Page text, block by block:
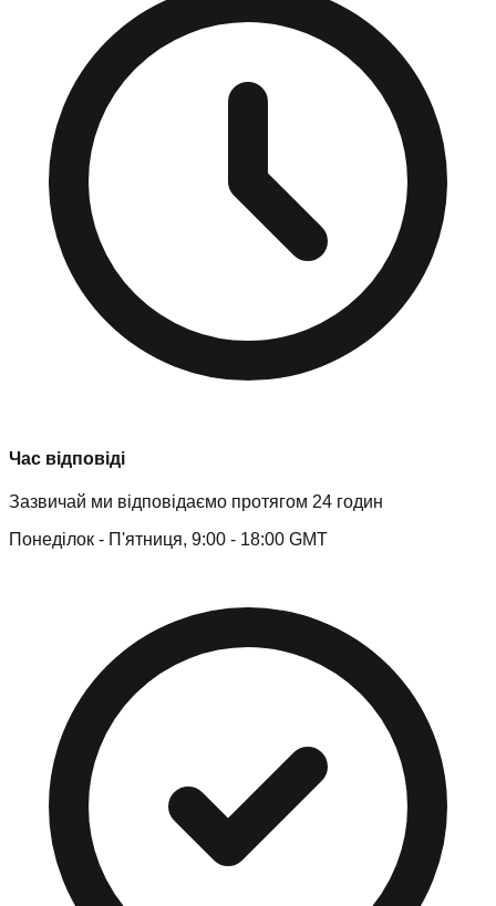
Час відповіді
Зазвичай ми відповідаємо протягом 24 годин
Понеділок - П'ятниця, 9:00 - 18:00 GMT